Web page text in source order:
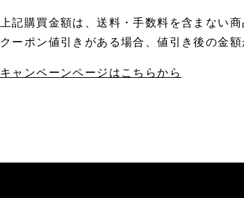
上記購買金額は、送料・手数料を含まない商
クーポン値引きがある場合、値引き後の金額
キャンペーンページはこちらから